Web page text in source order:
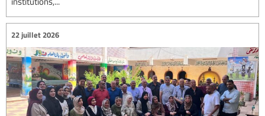
22 juillet 2026